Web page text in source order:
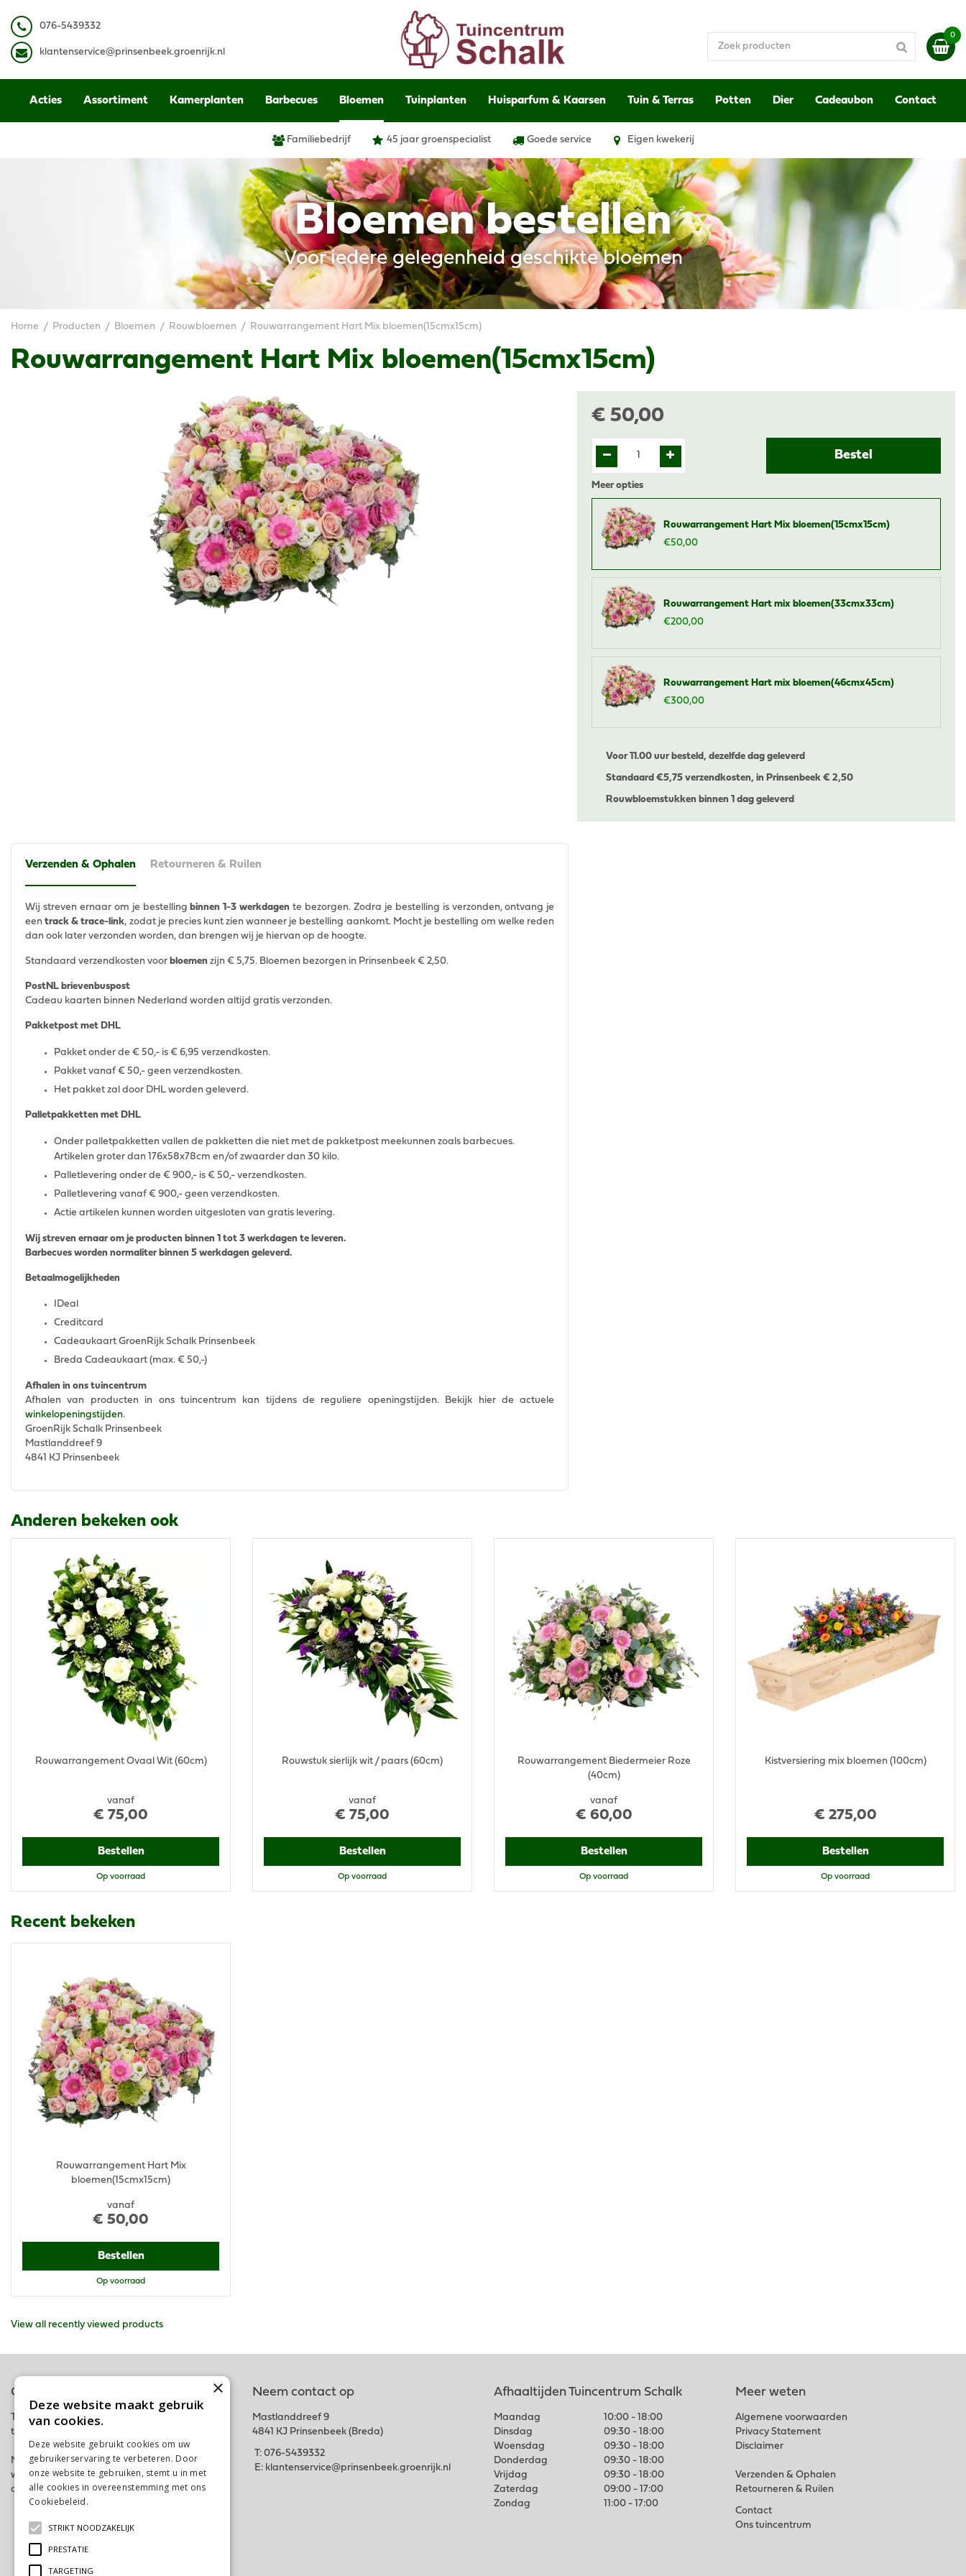
naar
content
Bloemen bestellen
Voor iedere gelegenheid geschikte bloemen
Home Producten Bloemen Rouwbloemen Rouwarrangement Hart Mix bloemen(15cmx15cm)
076-5439332
k lantenservice@prinsenbeek.groenrijk.nl
Acties Assortiment Kamerplanten Barbecues Bloemen Tuinplanten Huisparfum & Kaarsen Tuin & Terras Potten Dier Cadeaubon Contact
Familiebedrijf 45 jaar groenspecialist Goede service Eigen kwekerij
Rouwarrangement Hart Mix bloemen(15cmx15cm)
€ 50,00
Meer opties
Rouwarrangement Hart Mix bloemen(15cmx15cm)
€50,00
Rouwarrangement Hart mix bloemen(33cmx33cm)
€200,00
Rouwarrangement Hart mix bloemen(46cmx45cm)
€300,00
Voor 11.00 uur besteld, dezelfde dag geleverd
Standaard €5,75 verzendkosten, in Prinsenbeek € 2,50
Rouwbloemstukken binnen 1 dag geleverd
Verzenden & Ophalen Retourneren & Ruilen
Wij streven ernaar om je bestelling binnen 1-3 werkdagen te bezorgen. Zodra je bestelling is verzonden, ontvang je
eentrack & trace-link, zodat je precies kunt zien wanneer je bestelling aankomt. Mocht je bestelling om welke reden
dan ook later verzonden worden, dan brengen wij je hiervan op de hoogte.
Standaard verzendkosten voor bloemen zijn € 5,75. Bloemen bezorgen in Prinsenbeek € 2,50.
PostNL brievenbuspost
Cadeau kaarten binnen Nederland worden altijd gratis verzonden.
Pakketpost met DHL
Pakket onder de € 50,- is € 6,95 verzendkosten.
Pakket vanaf € 50,- geen verzendkosten.
Het pakket zal door DHL worden geleverd.
Palletpakketten met DHL
Onder palletpakketten vallen de pakketten die niet met de pakketpost meekunnen zoals barbecues.
Artikelen groter dan 176x58x78cm en/of zwaarder dan 30 kilo.
Palletlevering onder de € 900,- is € 50,- verzendkosten.
Palletlevering vanaf € 900,- geen verzendkosten.
Actie artikelen kunnen worden uitgesloten van gratis levering.
Wij streven ernaar om je producten binnen 1 tot 3 werkdagen te leveren.
Barbecues worden normaliter binnen 5 werkdagen geleverd.
Betaalmogelijkheden
IDeal
Creditcard
Cadeaukaart GroenRijk Schalk Prinsenbeek
Breda Cadeaukaart (max. € 50,-)
Afhalen in ons tuincentrum
Afhalen van producten in ons tuincentrum kan tijdens de reguliere openingstijden. Bekijk hier de actuele
winkelopeningstijden.
GroenRijk Schalk Prinsenbeek
Mastlanddreef 9
4841 KJ Prinsenbeek
Anderen bekeken ook
vanaf
€ 75,00
Rouwarrangement Ovaal Wit (60cm)
Bestellen
Op voorraad
vanaf
€ 75,00
Rouwstuk sierlijk wit / paars (60cm)
Bestellen
Op voorraad
vanaf
€ 60,00
Rouwarrangement Biedermeier Roze
(40cm)
Bestellen
Op voorraad
€ 275,00
Kistversiering mix bloemen (100cm)
Bestellen
Op voorraad
Recent bekeken
vanaf
€ 50,00
Rouwarrangement Hart Mix
bloemen(15cmx15cm)
Bestellen
Op voorraad
View all recently viewed products
Online tuincentrum
Tuincentrum Schalk is onderdeel van het fysieke
tuincentrum GroenRijk Schalk nabij Breda.
Met deze webshop hopen wij iedereen in zijn
wensen te kunnen voorzien. Bestel gemakkelijk
online of kom langs in ons tuincentrum. Tot snel!
Neem contact op
Mastlanddreef 9
4841 KJ Prinsenbeek (Breda)
T: 076-5439332
E: klantenservice@prinsenbeek.groenrijk.nl
Afhaaltijden Tuincentrum Schalk
Maandag
10:00 - 18:00
Dinsdag
09:30 - 18:00
Woensdag
09:30 - 18:00
Donderdag
09:30 - 18:00
Vrijdag
09:30 - 18:00
Zaterdag
09:00 - 17:00
Zondag
11:00 - 17:00
Meer weten
Algemene voorwaarden
Privacy Statement
Disclaimer
Verzenden & Ophalen
Retourneren & Ruilen
Contact
Ons tuincentrum
×
Deze website maakt gebruik
van cookies.
Deze website gebruikt cookies om uw
gebruikerservaring te verbeteren. Door
onze website te gebruiken, stemt u in met
alle cookies in overeenstemming met ons
Cookiebeleid.
STRIKT NOODZAKELIJK
PRESTATIE
TARGETING